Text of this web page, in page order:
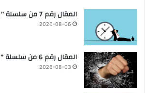
المقال رقم 7 من سلسلة ” عيادة القلوب “
2026-08-06
المقال رقم 6 من سلسلة ” عيادة القلوب “
2026-08-03